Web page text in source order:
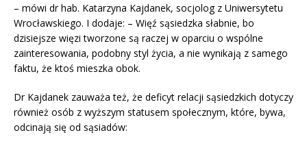
– mówi dr hab. Katarzyna Kajdanek, socjolog z Uniwersytetu
Wrocławskiego. I dodaje: – Więź sąsiedzka słabnie, bo
dzisiejsze więzi tworzone są raczej w oparciu o wspólne
zainteresowania, podobny styl życia, a nie wynikają z samego
faktu, że ktoś mieszka obok.
Dr Kajdanek zauważa też, że deficyt relacji sąsiedzkich dotyczy
również osób z wyższym statusem społecznym, które, bywa,
odcinają się od sąsiadów: